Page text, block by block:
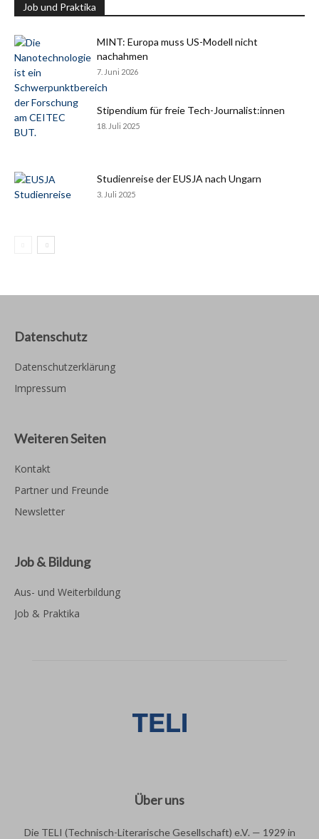
Job und Praktika
MINT: Europa muss US-Modell nicht
nachahmen
7. Juni 2026
Stipendium für freie Tech-Journalist:innen
18. Juli 2025
Studienreise der EUSJA nach Ungarn
3. Juli 2025
Datenschutz
Datenschutzerklärung
Impressum
Weiteren Seiten
Kontakt
Partner und Freunde
Newsletter
Job & Bildung
Aus- und Weiterbildung
Job & Praktika
Über uns
Die TELI (Technisch-Literarische Gesellschaft) e.V. — 1929 in